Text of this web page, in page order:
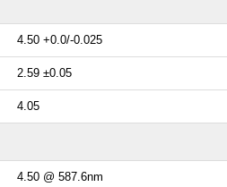
4.50 +0.0/-0.025
2.59 ±0.05
4.05
4.50 @ 587.6nm